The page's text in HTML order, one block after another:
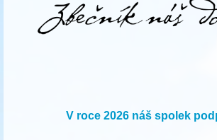
V roce 2026 náš spolek